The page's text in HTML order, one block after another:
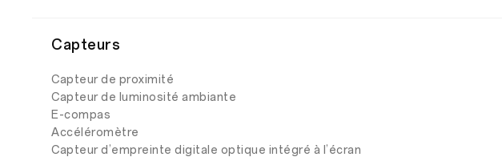
Capteurs
Capteur de proximité
Capteur de luminosité ambiante
E-compas
Accéléromètre
Capteur d’empreinte digitale optique intégré à l’écran